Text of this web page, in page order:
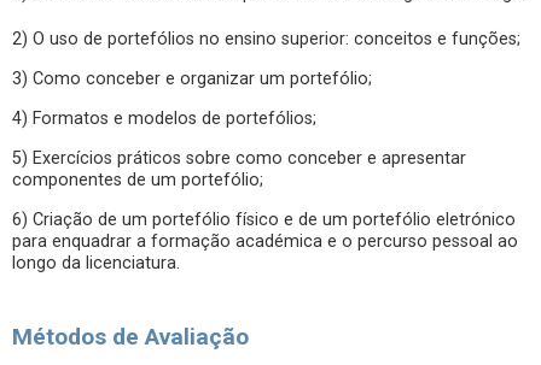
2) O uso de portefólios no ensino superior: conceitos e funções;
3) Como conceber e organizar um portefólio;
4) Formatos e modelos de portefólios;
5) Exercícios práticos sobre como conceber e apresentar
componentes de um portefólio;
6) Criação de um portefólio físico e de um portefólio eletrónico
para enquadrar a formação académica e o percurso pessoal ao
longo da licenciatura.
Métodos de Avaliação